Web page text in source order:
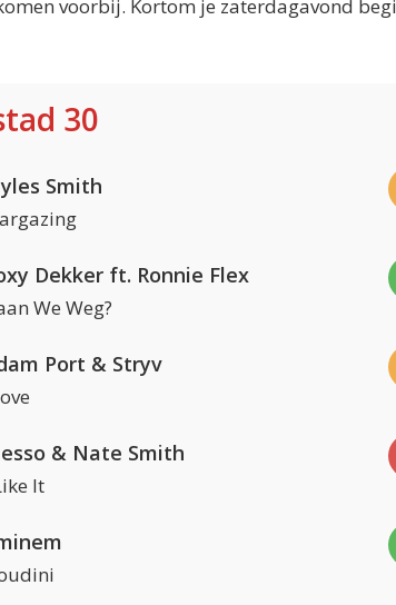
voorbij. Kortom je zaterdagavond
30
Smith
Dekker ft. Ronnie Flex
We Weg?
Port & Stryv
& Nate Smith
It